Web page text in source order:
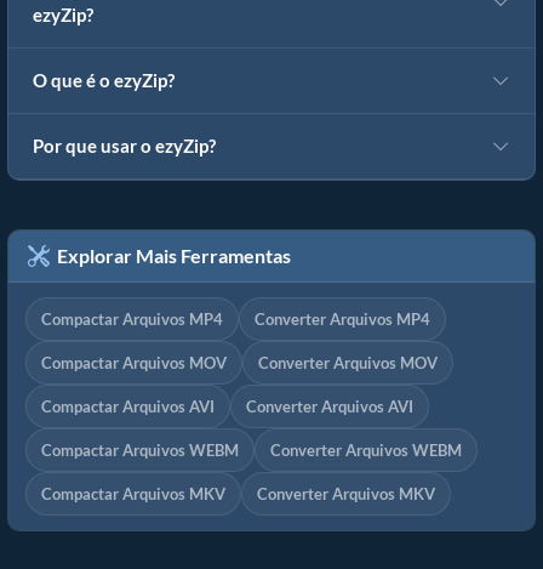
ezyZip?
O que é o ezyZip?
Por que usar o ezyZip?
Explorar Mais Ferramentas
Compactar Arquivos MP4 Converter Arquivos MP4
Compactar Arquivos MOV Converter Arquivos MOV
Compactar Arquivos AVI Converter Arquivos AVI
Compactar Arquivos WEBM Converter Arquivos WEBM
Compactar Arquivos MKV Converter Arquivos MKV